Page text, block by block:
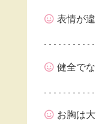
表情が
健全で
お胸は